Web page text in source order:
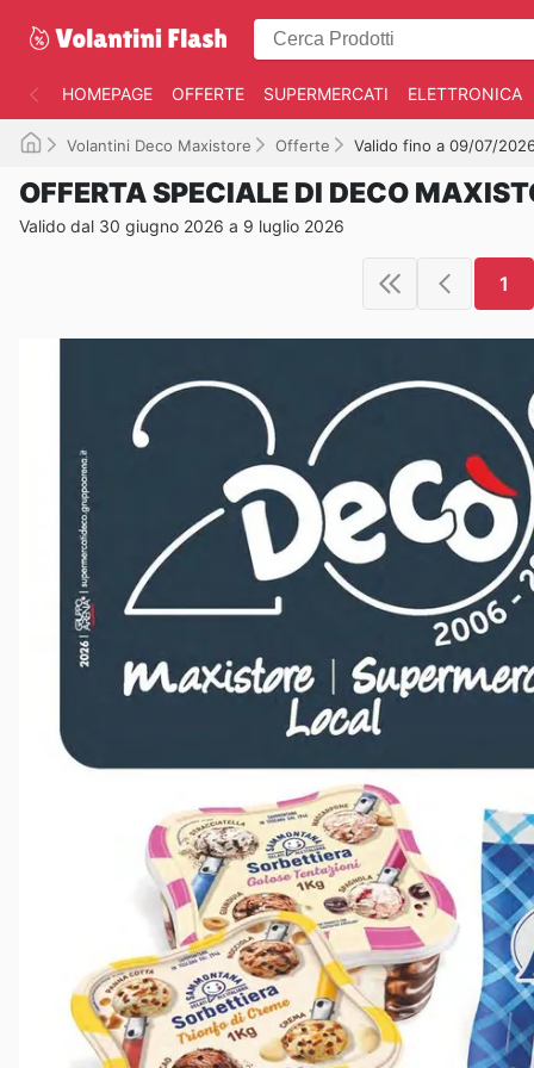
HOMEPAGE OFFERTE SUPERMERCATI ELETTRONICA
Volantini Deco Maxistore Offerte Valido fino a 09/07/
OFFERTA SPECIALE DI DECO
Valido dal 30 giugno 2026 a 9 luglio 2026
1